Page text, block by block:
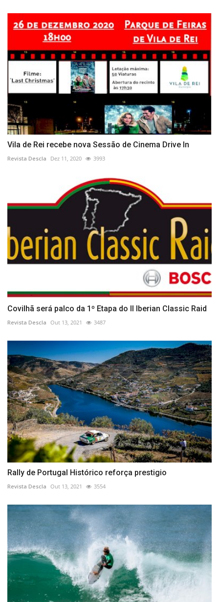
Vila de Rei recebe nova Sessão de Cinema Drive In
Revista Descla Dez 11, 2020 3993
Covilhã será palco da 1º Etapa do II Iberian Classic Raid
Revista Descla Out 13, 2021 3487
Rally de Portugal Histórico reforça prestigio
Revista Descla Out 13, 2021 3554